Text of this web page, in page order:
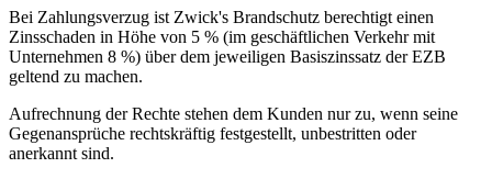
Bei Zahlungsverzug ist Zwick's Brandschutz berechtigt einen
Zinsschaden in Höhe von 5 % (im geschäftlichen Verkehr mit
Unternehmen 8 %) über dem jeweiligen Basiszinssatz der EZB
geltend zu machen.
Aufrechnung der Rechte stehen dem Kunden nur zu, wenn seine
Gegenansprüche rechtskräftig festgestellt, unbestritten oder
anerkannt sind.